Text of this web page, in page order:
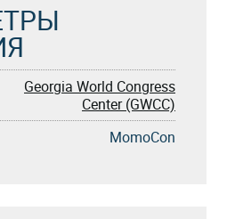
Georgia World Congress
Center (GWCC)
MomoCon